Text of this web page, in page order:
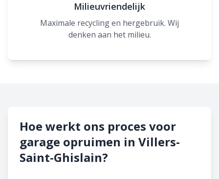
Milieuvriendelijk
Maximale recycling en hergebruik. Wij
denken aan het milieu.
Hoe werkt ons proces voor
garage opruimen in Villers-
Saint-Ghislain?